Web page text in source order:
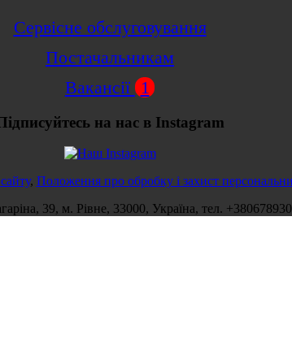
Сервісне обслуговування
Постачальникам
Вакансії 1
на нас в Instagram
, Положення про обробку і захист
39, м. Рівне, 33000, Україна, тел.